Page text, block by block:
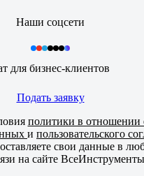
Наши соцсети
для бизнес-клиентов
Подать заявку
политики в отношении
и пользовательского
свои данные в
на сайте